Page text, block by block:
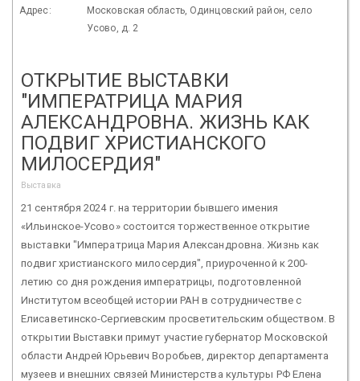
Адрес:
Московская область, Одинцовский район, село
Усово, д. 2
ОТКРЫТИЕ ВЫСТАВКИ
"ИМПЕРАТРИЦА МАРИЯ
АЛЕКСАНДРОВНА. ЖИЗНЬ КАК
ПОДВИГ ХРИСТИАНСКОГО
МИЛОСЕРДИЯ"
Выставка
21 сентября 2024 г. на территории бывшего имения
«Ильинское-Усово» состоится торжественное открытие
выставки "Императрица Мария Александровна. Жизнь как
подвиг христианского милосердия", приуроченной к 200-
летию со дня рождения императрицы, подготовленной
Институтом всеобщей истории РАН в сотрудничестве с
Елисаветинско-Сергиевским просветительским обществом. В
открытии Выставки примут участие губернатор Московской
области Андрей Юрьевич Воробьев, директор департамента
музеев и внешних связей Министерства культуры РФ Елена